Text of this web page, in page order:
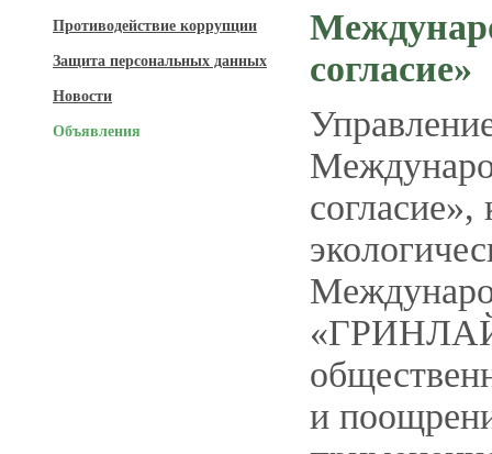
Противодействие коррупции
Защита персональных данных
Новости
Объявления
согласие»
и